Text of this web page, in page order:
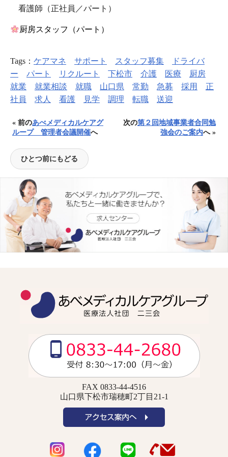
看護師（正社員／パート）
厨房スタッフ（パート）
Tags： ケアマネ サポート スタッフ募集
ドライバ
ー
パート リクルート 下松市 介護 医療
厨房
就業
就業相談 就職 山口県 常勤 急募 採用
正
社員
求人 看護 見学 調理 転職 送迎
« 前のあべメディカルケアグ
ループ 管理者会議開催へ
次の第２回地域事業者合同勉
強会のご案内へ »
FAX 0833-44-4516
山口県下松市瑞穂町2丁目21-1